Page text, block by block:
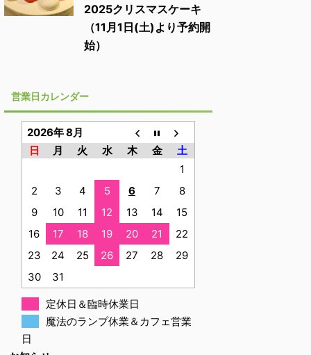
2025クリスマスケーキ
（11月1日(土)より予約開
始）
営業日カレンダー
2026年 8月
日
月 火 水 木 金
土
1
2
3 4 5 6 7
8
9
10 11 12 13 14
15
16
17 18 19 20 21
22
23
24 25 26 27 28
29
30
31
定休日＆臨時休業日
魔法のランプ休業＆カフェ営業
日